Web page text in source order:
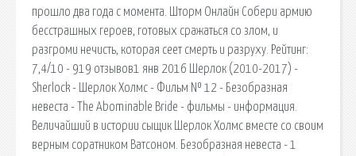
прошло два года с момента. Шторм Онлайн Собери армию
бесстрашных героев, готовых сражаться со злом, и
разгроми нечисть, которая сеет смерть и разруху. Рейтинг:
7,4/10 - 919 отзывов1 янв 2016 Шерлок (2010-2017) -
Sherlock - Шерлок Холмс - Фильм № 12 - Безобразная
невеста - The Abominable Bride - фильмы - информация.
Величайший в истории сыщик Шерлок Холмс вместе со своим
верным соратником Ватсоном. Безобразная невеста - 1